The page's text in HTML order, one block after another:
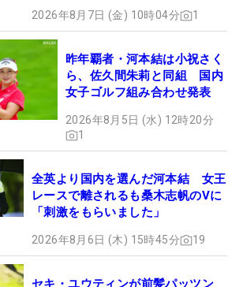
2026年8月7日 (金) 10時04分 1
昨年覇者・河本結は小祝さく
ら、佐久間朱莉と同組 国内
女子ゴルフ組み合わせ発表
2026年8月5日 (水) 12時20分
1
全英より国内を選んだ河本結 女王
レースで離されるも桑木志帆のVに
「刺激をもらいました」
2026年8月6日 (木) 15時45分 19
セキ・ユウティンが前髪パッツン